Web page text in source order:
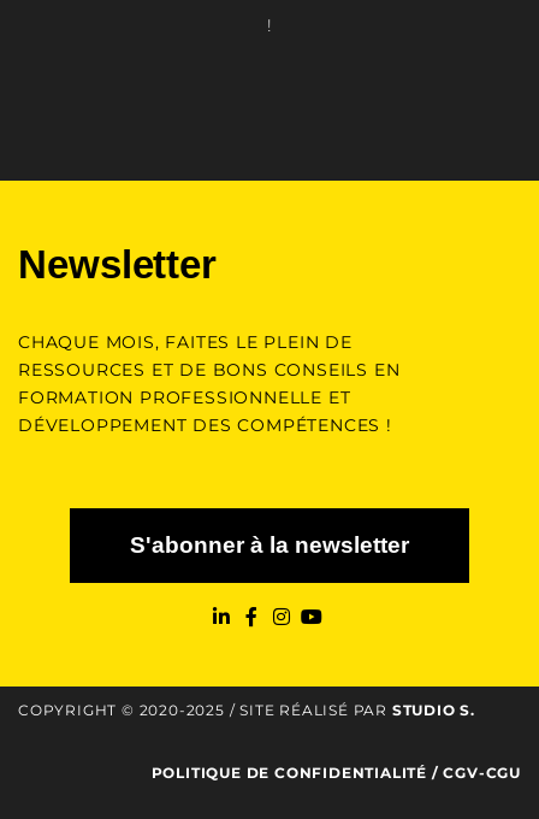
!
Newsletter
CHAQUE MOIS, FAITES LE PLEIN DE
RESSOURCES ET DE BONS CONSEILS EN
FORMATION PROFESSIONNELLE ET
DÉVELOPPEMENT DES COMPÉTENCES !
S'abonner à la newsletter
COPYRIGHT © 2020-2025 / SITE RÉALISÉ PAR STUDIO S.
POLITIQUE DE CONFIDENTIALITÉ /CGV-CGU